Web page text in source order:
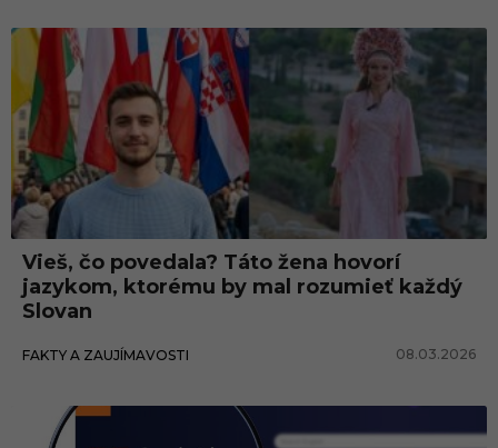
Vieš, čo povedala? Táto žena hovorí
jazykom, ktorému by mal rozumieť každý
Slovan
FAKTY A ZAUJÍMAVOSTI 08.03.2026
Zahraničie